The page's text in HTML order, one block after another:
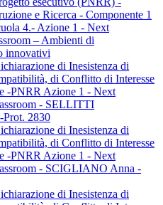
e Ricerca - Componente 1
4.- Azione 1 - Next
– Ambienti di
innovativi
di Inesistenza di
di Conflitto di Interesse
-PNRR Azione 1 - Next
- SELLITTI
Prot. 2830
di Inesistenza di
di Conflitto di Interesse
-PNRR Azione 1 - Next
- SCIGLIANO Anna -
di Inesistenza di